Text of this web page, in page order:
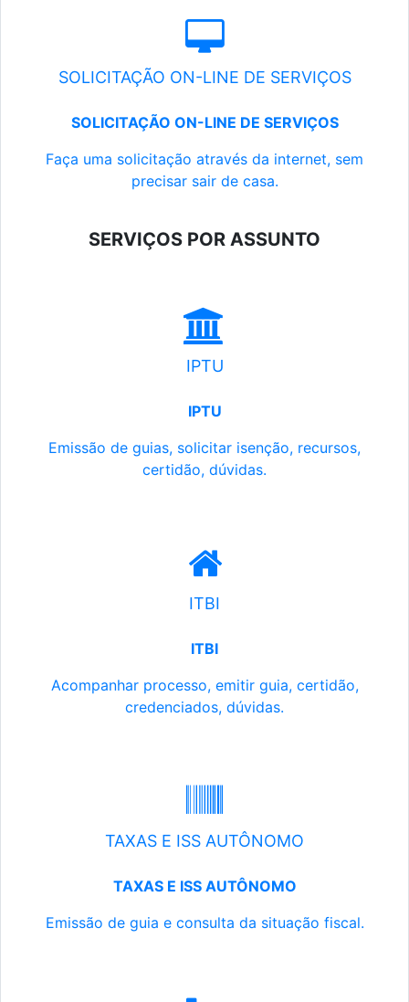
SOLICITAÇÃO ON-LINE DE SERVIÇOS
SOLICITAÇÃO ON-LINE DE SERVIÇOS
Faça uma solicitação através da internet, sem
precisar sair de casa.
SERVIÇOS POR ASSUNTO
IPTU
IPTU
Emissão de guias, solicitar isenção, recursos,
certidão, dúvidas.
ITBI
ITBI
Acompanhar processo, emitir guia, certidão,
credenciados, dúvidas.
TAXAS E ISS AUTÔNOMO
TAXAS E ISS AUTÔNOMO
Emissão de guia e consulta da situação fiscal.